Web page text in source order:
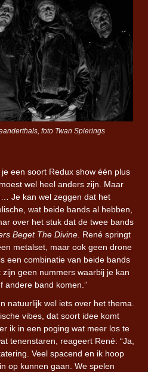
foto Twan Spierings
een soort Redux show één plus
wel heel anders zijn. Maar
Je kan wel zeggen dat het
wat beide bands al hebben,
over het stuk dat de twee bands
Beget The Divine . René springt
metalset, maar ook geen drone
een combinatie van beide bands
geen nummers waarbij je kan
andere band komen.”
natuurlijk wel iets over het thema.
vibes, dat soort idee komt
ik in een poging wat meer los te
tenenstaren, reageert René: “Ja,
Veel spacend en ik hoop
op kunnen gaan. We spelen